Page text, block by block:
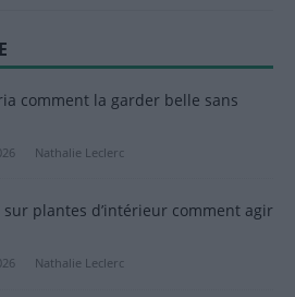
comment la garder belle sans
Nathalie Leclerc
sur plantes d’intérieur comment agir
Nathalie Leclerc